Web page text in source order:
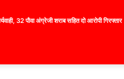
32 पौवा अंग्रेजी शराब सहित दो आरोपी गिरफ्तार